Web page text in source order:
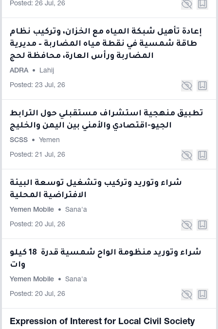
Posted: 26 Jul, 26
إعادة تأهيل شبكة المياه مع الخزان، وتركيب نظام
طاقة شمسية في نقطة مياه المضاربة – مديرية
المضاربة ورأس العارة، محافظة لحج
ADRA • Lahij
Posted: 23 Jul, 26
تطبيق منهجية استشراف مستقبلي حول الترابط
الجيو-اقتصادي والأمني بين اليمن والخليج
SCSS • Yemen
Posted: 21 Jul, 26
شراء وتوريد وتركيب وتشغيل توسعة البيئة
الافتراضية المحلية
Yemen Mobile • Sana'a
Posted: 20 Jul, 26
شراء وتوريد منظومة الواح شمسية قدرة 18 كيلو
وات
Yemen Mobile • Sana'a
Posted: 20 Jul, 26
Expression of Interest for Local Civil Society